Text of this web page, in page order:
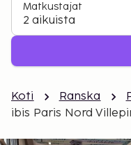
Matkustajat
2 aikuista
Koti Ranska
ibis Paris Nord